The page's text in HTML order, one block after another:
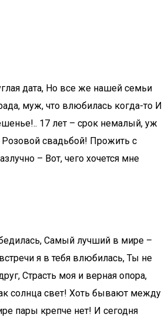
дата, Но все же нашей семьи
муж, что влюбилась когда-то И
17 лет – срок немалый, уж
Розовой свадьбой! Прожить с
– Вот, чего хочется мне
Самый лучший в мире –
я в тебя влюбилась, Ты не
Страсть моя и верная опора,
солнца свет! Хоть бывают между
пары крепче нет! И сегодня